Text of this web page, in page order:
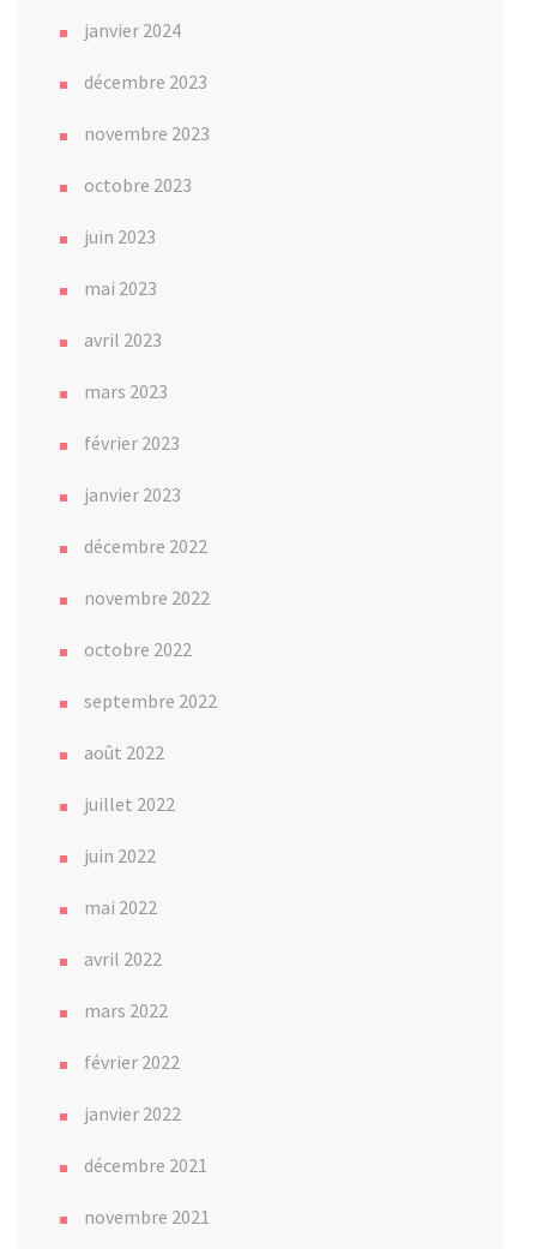
janvier 2024
décembre 2023
novembre 2023
octobre 2023
juin 2023
mai 2023
avril 2023
mars 2023
février 2023
janvier 2023
décembre 2022
novembre 2022
octobre 2022
septembre 2022
août 2022
juillet 2022
juin 2022
mai 2022
avril 2022
mars 2022
février 2022
janvier 2022
décembre 2021
novembre 2021